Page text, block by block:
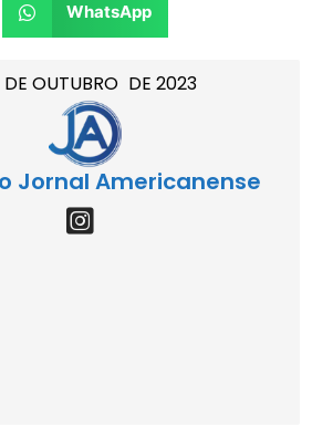
DE OUTUBRO DE 2023
Jornal Americanense
WhatsApp